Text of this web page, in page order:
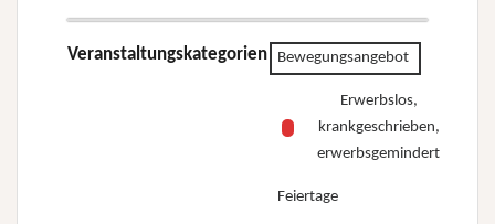
Veranstaltungskategorien Bewegungsangebot
Erwerbslos,
krankgeschrieben,
erwerbsgemindert
Feiertage